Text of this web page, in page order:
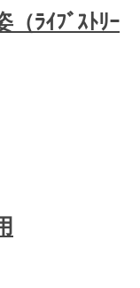
ﾗｲﾌﾞｽﾄﾘｰ